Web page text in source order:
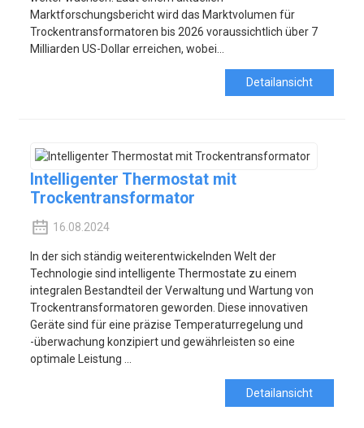
Marktforschungsbericht wird das Marktvolumen für
Trockentransformatoren bis 2026 voraussichtlich über 7
Milliarden US-Dollar erreichen, wobei...
Detailansicht
Intelligenter Thermostat mit
Trockentransformator
16.08.2024
In der sich ständig weiterentwickelnden Welt der
Technologie sind intelligente Thermostate zu einem
integralen Bestandteil der Verwaltung und Wartung von
Trockentransformatoren geworden. Diese innovativen
Geräte sind für eine präzise Temperaturregelung und
-überwachung konzipiert und gewährleisten so eine
optimale Leistung ...
Detailansicht